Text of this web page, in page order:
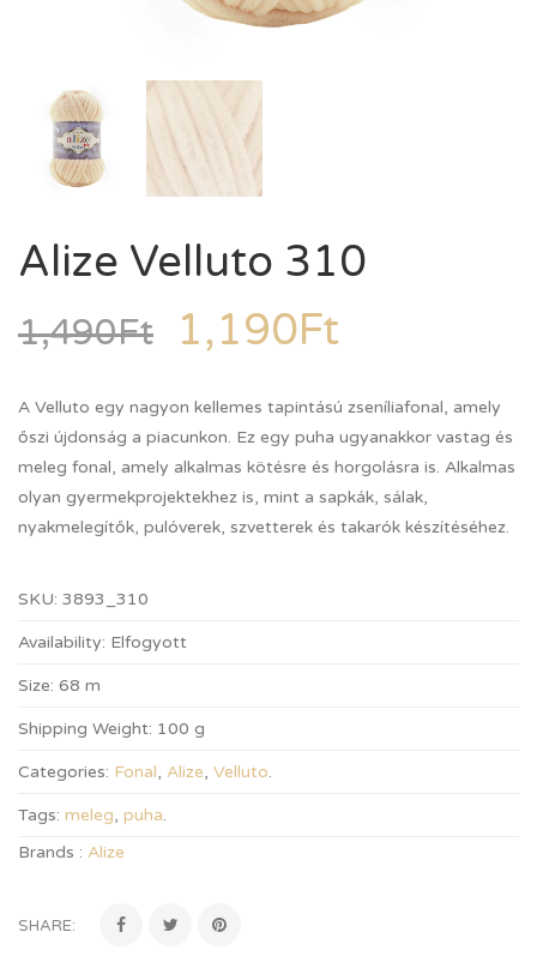
Alize Velluto 310
1,490Ft 1,190Ft
A Velluto egy nagyon kellemes tapintású zseníliafonal, amely
őszi újdonság a piacunkon. Ez egy puha ugyanakkor vastag és
meleg fonal, amely alkalmas kötésre és horgolásra is. Alkalmas
olyan gyermekprojektekhez is, mint a sapkák, sálak,
nyakmelegítők, pulóverek, szvetterek és takarók készítéséhez.
SKU: 3893_310
Availability: Elfogyott
Size: 68 m
Shipping Weight: 100 g
Categories: Fonal, Alize, Velluto.
Tags: meleg, puha.
Brands : Alize
SHARE: